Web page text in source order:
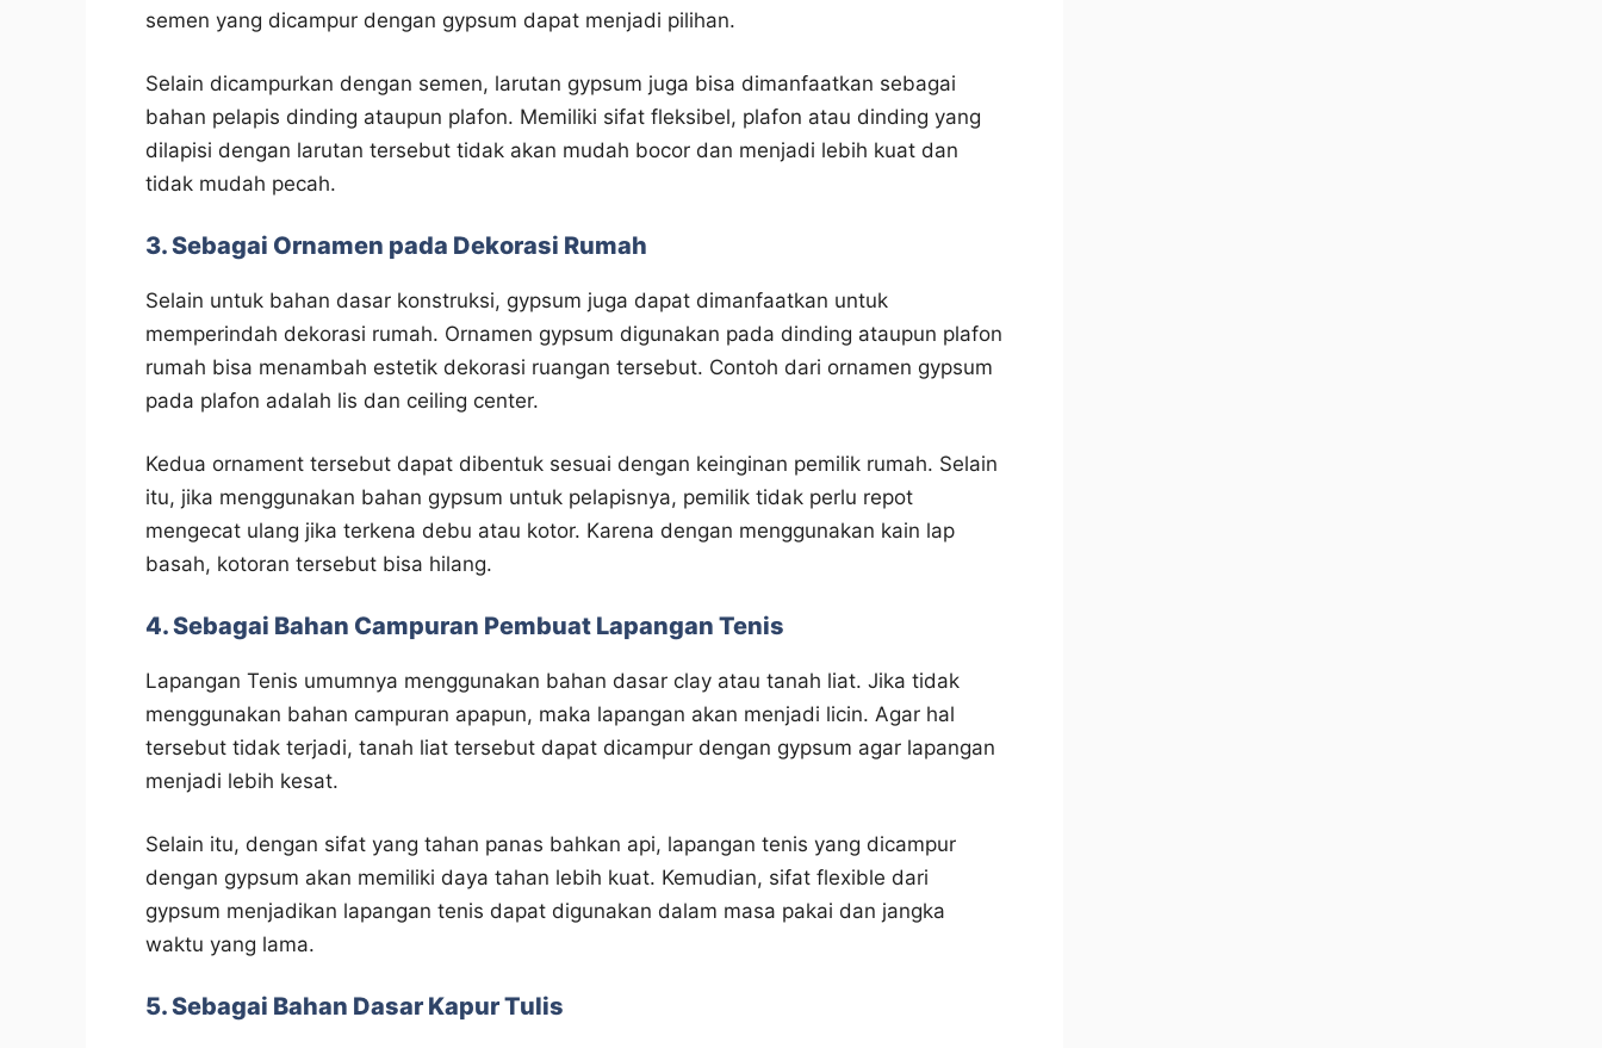
semen yang dicampur dengan gypsum dapat menjadi pilihan.
Selain dicampurkan dengan semen, larutan gypsum juga bisa dimanfaatkan sebagai
bahan pelapis dinding ataupun plafon. Memiliki sifat fleksibel, plafon atau dinding yang
dilapisi dengan larutan tersebut tidak akan mudah bocor dan menjadi lebih kuat dan
tidak mudah pecah.
3. Sebagai Ornamen pada Dekorasi Rumah
Selain untuk bahan dasar konstruksi, gypsum juga dapat dimanfaatkan untuk
memperindah dekorasi rumah. Ornamen gypsum digunakan pada dinding ataupun plafon
rumah bisa menambah estetik dekorasi ruangan tersebut. Contoh dari ornamen gypsum
pada plafon adalah lis dan ceiling center.
Kedua ornament tersebut dapat dibentuk sesuai dengan keinginan pemilik rumah. Selain
itu, jika menggunakan bahan gypsum untuk pelapisnya, pemilik tidak perlu repot
mengecat ulang jika terkena debu atau kotor. Karena dengan menggunakan kain lap
basah, kotoran tersebut bisa hilang.
4. Sebagai Bahan Campuran Pembuat Lapangan Tenis
Lapangan Tenis umumnya menggunakan bahan dasar clay atau tanah liat. Jika tidak
menggunakan bahan campuran apapun, maka lapangan akan menjadi licin. Agar hal
tersebut tidak terjadi, tanah liat tersebut dapat dicampur dengan gypsum agar lapangan
menjadi lebih kesat.
Selain itu, dengan sifat yang tahan panas bahkan api, lapangan tenis yang dicampur
dengan gypsum akan memiliki daya tahan lebih kuat. Kemudian, sifat flexible dari
gypsum menjadikan lapangan tenis dapat digunakan dalam masa pakai dan jangka
waktu yang lama.
5. Sebagai Bahan Dasar Kapur Tulis